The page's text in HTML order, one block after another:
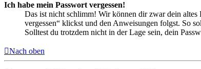
Ich habe mein Passwort vergessen!
Das ist nicht schlimm! Wir können dir zwar dein altes
vergessen“ klickst und den Anweisungen folgst. So
Solltest du trotzdem nicht in der Lage sein, dein
Nach oben